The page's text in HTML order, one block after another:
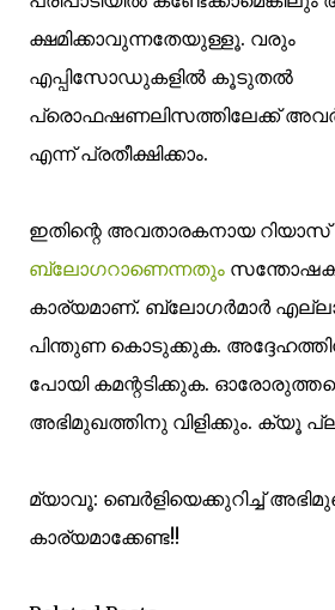
ക്ഷമിക്കാവുന്നതേയുള്ളൂ. വരും
എപ്പിസോഡുകളില്‍ കൂടുതല്‍
പ്രൊഫഷണലിസത്തിലേക്ക് അവര്‍
എന്ന് പ്രതീക്ഷിക്കാം.
ഇതിന്റെ അവതാരകനായ റിയാസ്
ബ്ലോഗറാണെന്നതും
കാര്യമാണ്. ബ്ലോഗര്‍മാര്‍
പിന്തുണ കൊടുക്കുക.
പോയി കമന്റടിക്കുക.
അഭിമുഖത്തിനു വിളിക്കും. ക്യൂ
മ്യാവൂ: ബെര്‍ളിയെക്കുറിച്ച്
കാര്യമാക്കേണ്ട!!